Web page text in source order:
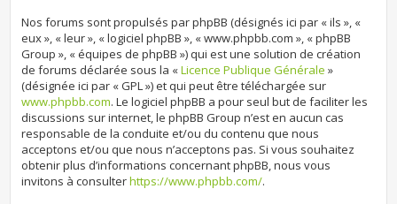
Nos forums sont propulsés par phpBB (désignés ici par « ils », «
eux », « leur », « logiciel phpBB », « www.phpbb.com », « phpBB
Group », « équipes de phpBB ») qui est une solution de création
de forums déclarée sous la «Licence Publique Générale »
(désignée ici par « GPL ») et qui peut être téléchargée sur
www.phpbb.com. Le logiciel phpBB a pour seul but de faciliter les
discussions sur internet, le phpBB Group n’est en aucun cas
responsable de la conduite et/ou du contenu que nous
acceptons et/ou que nous n’acceptons pas. Si vous souhaitez
obtenir plus d’informations concernant phpBB, nous vous
invitons à consulterhttps://www.phpbb.com/.